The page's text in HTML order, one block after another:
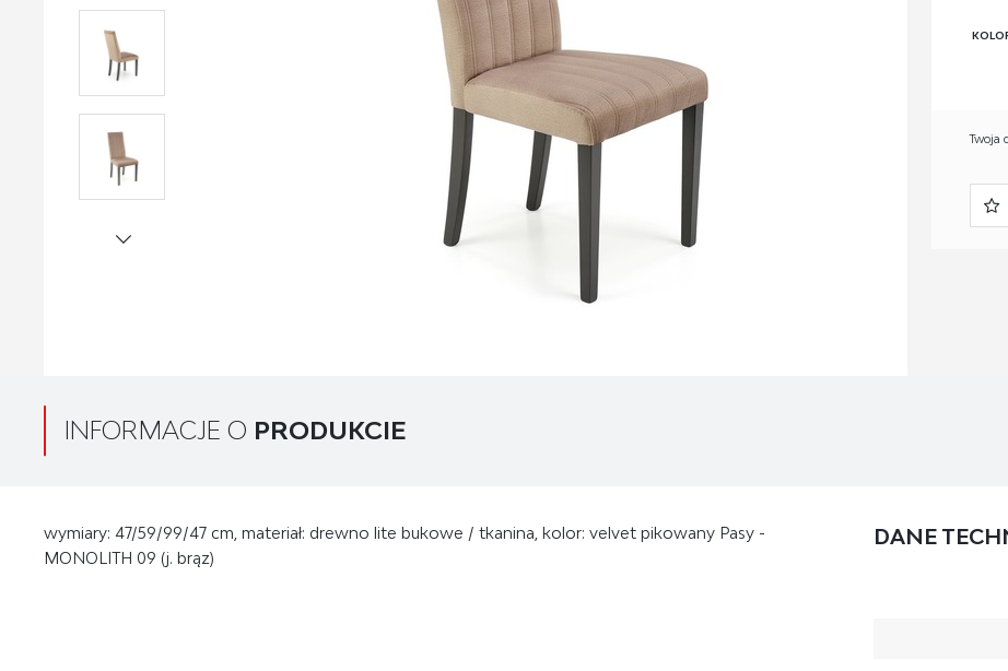
Twoja
INFORMACJE O PRODUKCIE
wymiary: 47/59/99/47 cm, materiał: drewno lite bukowe / tkanina, kolor: velvet pikowany Pasy -
MONOLITH 09 (j. brąz)
DANE